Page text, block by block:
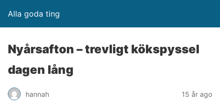
Alla goda ting
Nyårsafton – trevligt kökspyssel
dagen lång
hannah 15 år ago